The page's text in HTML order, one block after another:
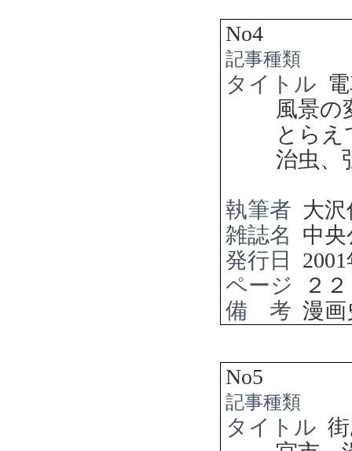
No4
記事種類
タイトル
風景
とら
治虫、
執筆者 大
雑誌名
中央
発行日
2001
ページ
２
備 考 漫画
No5
記事種類
タイトル